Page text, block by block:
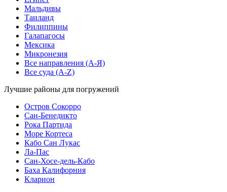
Мальдивы
Таиланд
Филиппины
Галапагосы
Мексика
Микронезия
Все направления (A-Я)
Все суда (A-Z)
Лучшие районы для погружений
Остров Сокорро
Сан-Бенедикто
Рока Партида
Море Кортеса
Кабо Сан Лукас
Ла-Пас
Сан-Хосе-дель-Кабо
Баха Калифорния
Кларион